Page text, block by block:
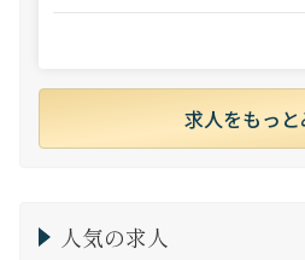
求人をもっと
人気の求人